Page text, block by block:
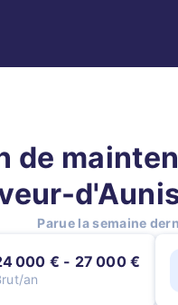
de
Parue la semaine
000 € - 27 000 €
an